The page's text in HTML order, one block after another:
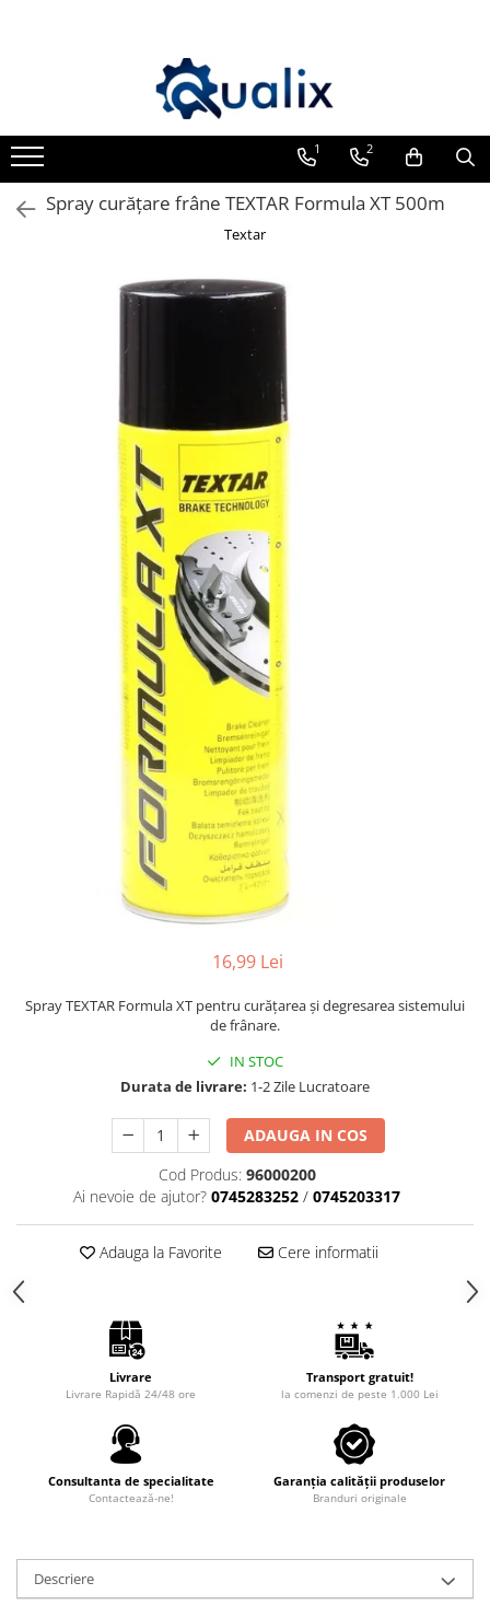
Adblue
Antigel
Solutii Parbriz
Adaptoare LED
Anulatoare eoare LED
Auxiliare Halogen
LED Omologat RAR
Echipamente Service
Compresoare portabile
Intretinere baterie si sisteme
Truse de Scule
Chimice Auto
Lubrifianti Multifunctionali
Spray frane/ambreiaj
Vaseline si Unsori Auto
Bureti,Lavete,Accesorii
Intretinere interior
Jante si Anvelope
Odorizante Auto
Siguranta Auto
Kituri siguranta
0W12
0W40
1 2
Spray curățare frâne TEXTAR Formula XT 500m
Textar
16,99 Lei
Spray TEXTAR Formula XT pentru curățarea și degresarea sistemului
de frânare.
IN STOC
Durata de livrare: 1-2 Zile Lucratoare
ADAUGA IN COS
Cod Produs: 96000200
Ai nevoie de ajutor? 0745283252 / 0745203317
Adauga la Favorite Cere informatii
Livrare
Livrare Rapidă 24/48 ore
Transport gratuit!
la comenzi de peste 1.000 Lei
Consultanta de specialitate
Contactează-ne!
Garanția calității produselor
Branduri originale
Descriere